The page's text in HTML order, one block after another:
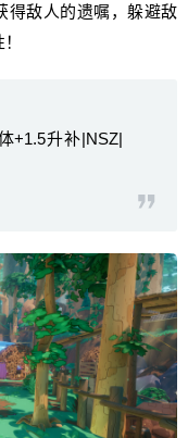
敌人的遗嘱，躲避敌
+1.5升补|NSZ|